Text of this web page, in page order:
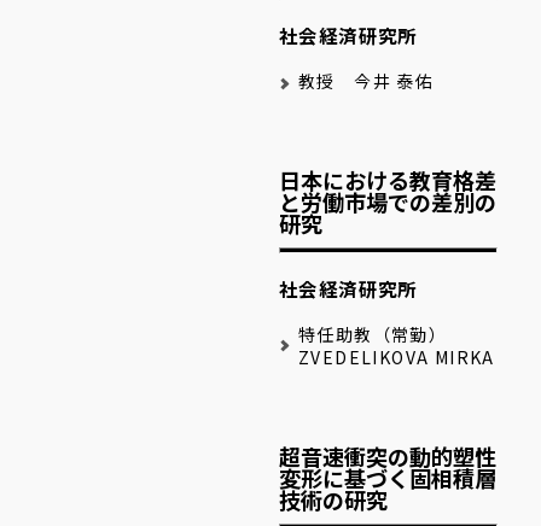
社会経済研究所
教授 今井 泰佑
日本における教育格差
と労働市場での差別の
研究
社会経済研究所
特任助教（常勤）
ZVEDELIKOVA MIRKA
超音速衝突の動的塑性
変形に基づく固相積層
技術の研究